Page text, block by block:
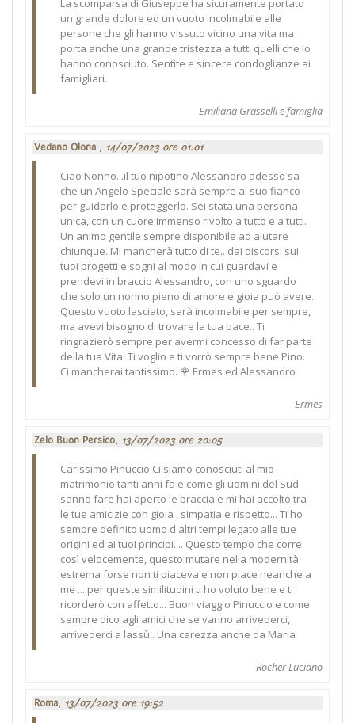
La scomparsa di Giuseppe ha sicuramente portato
un grande dolore ed un vuoto incolmabile alle
persone che gli hanno vissuto vicino una vita ma
porta anche una grande tristezza a tutti quelli che lo
hanno conosciuto. Sentite e sincere condoglianze ai
famigliari.
Emiliana Grasselli e famiglia
Vedano Olona , 14/07/2023 ore 01:01
Ciao Nonno...il tuo nipotino Alessandro adesso sa
che un Angelo Speciale sarà sempre al suo fianco
per guidarlo e proteggerlo. Sei stata una persona
unica, con un cuore immenso rivolto a tutto e a tutti.
Un animo gentile sempre disponibile ad aiutare
chiunque. Mi mancherà tutto di te.. dai discorsi sui
tuoi progetti e sogni al modo in cui guardavi e
prendevi in braccio Alessandro, con uno sguardo
che solo un nonno pieno di amore e gioia può avere.
Questo vuoto lasciato, sarà incolmabile per sempre,
ma avevi bisogno di trovare la tua pace.. Ti
ringrazierò sempre per avermi concesso di far parte
della tua Vita. Ti voglio e ti vorrò sempre bene Pino.
Ci mancherai tantissimo. 🌹 Ermes ed Alessandro
Ermes
Zelo Buon Persico, 13/07/2023 ore 20:05
Carissimo Pinuccio Ci siamo conosciuti al mio
matrimonio tanti anni fa e come gli uomini del Sud
sanno fare hai aperto le braccia e mi hai accolto tra
le tue amicizie con gioia , simpatia e rispetto... Ti ho
sempre definito uomo d altri tempi legato alle tue
origini ed ai tuoi principi.... Questo tempo che corre
così velocemente, questo mutare nella modernità
estrema forse non ti piaceva e non piace neanche a
me ....per queste similitudini ti ho voluto bene e ti
ricorderò con affetto... Buon viaggio Pinuccio e come
sempre dico agli amici che se vanno arrivederci,
arrivederci a lassù . Una carezza anche da Maria
Rocher Luciano
Roma, 13/07/2023 ore 19:52